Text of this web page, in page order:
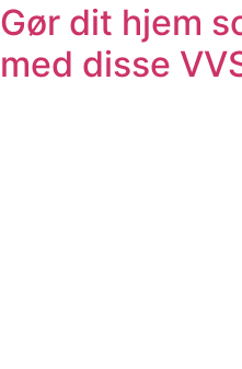
Gør dit hjem
med disse